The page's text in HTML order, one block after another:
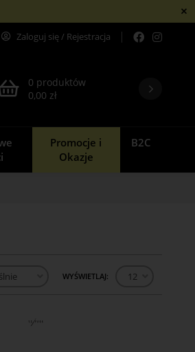
Zaloguj się/ Rejestracja
0 produktów
0,00 zł
Promocje i
Okazje
B2C
WYŚWIETLAJ: 12